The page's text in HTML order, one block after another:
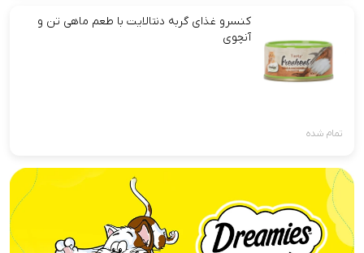
کنسرو غذای گربه دنتالایت با طعم ماهی تن و
آنچوی
تمام شده